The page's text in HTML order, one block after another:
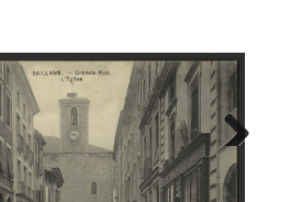
Next